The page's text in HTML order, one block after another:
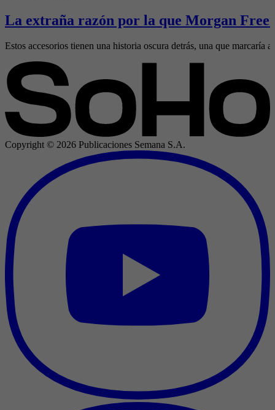
La extraña razón por la que Morgan
Estos accesorios tienen una historia oscura detrás, una que marcaría
Copyright © 2026 Publicaciones Semana S.A.